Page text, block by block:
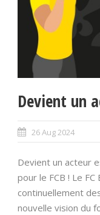
Devient un
26 Aug 2024
Devient un acteur
pour le FCB ! Le FC
continuellement
nouvelle vision du